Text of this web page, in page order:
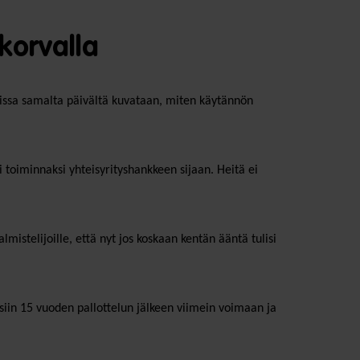
samalta päivältä kuvataan, miten käytännön
yhteisyrityshankkeen sijaan. Heitä ei
että nyt jos koskaan kentän ääntä tulisi
15 vuoden pallottelun jälkeen viimein voimaan ja